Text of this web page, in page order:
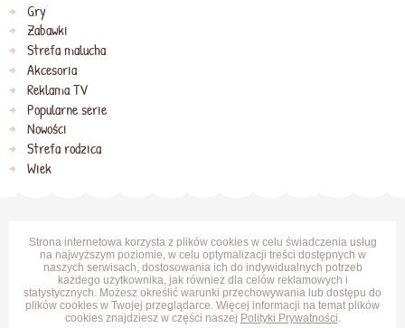
Gry
Zabawki
Strefa malucha
Akcesoria
Reklama TV
Popularne serie
Nowości
Strefa rodzica
Wiek
Strona internetowa korzysta z plików cookies w celu świadczenia usług
na najwyższym poziomie, w celu optymalizacji treści dostępnych w
naszych serwisach, dostosowania ich do indywidualnych potrzeb
każdego użytkownika, jak również dla celów reklamowych i
statystycznych. Możesz określić warunki przechowywania lub dostępu do
plików cookies w Twojej przeglądarce. Więcej informacji na temat plików
cookies znajdziesz w części naszej Polityki Prywatności.